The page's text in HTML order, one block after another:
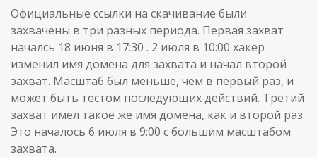
Официальные ссылки на скачивание были
захвачены в три разных периода. Первая захват
началсь 18 июня в 17:30 . 2 июля в 10:00 хакер
изменил имя домена для захвата и начал второй
захват. Масштаб был меньше, чем в первый раз, и
может быть тестом последующих действий. Третий
захват имел такое же имя домена, как и второй раз.
Это началось 6 июля в 9:00 с большим масштабом
захвата.